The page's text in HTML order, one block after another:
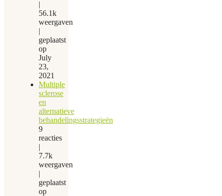
|
56.1k
weergaven
|
geplaatst
op
July
23,
2021
Multiple
sclerose
en
alternatieve
behandelingsstrategieën
9
reacties
|
7.7k
weergaven
|
geplaatst
op